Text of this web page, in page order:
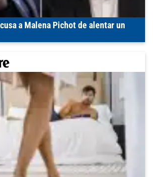
a Malena Pichot de alentar un